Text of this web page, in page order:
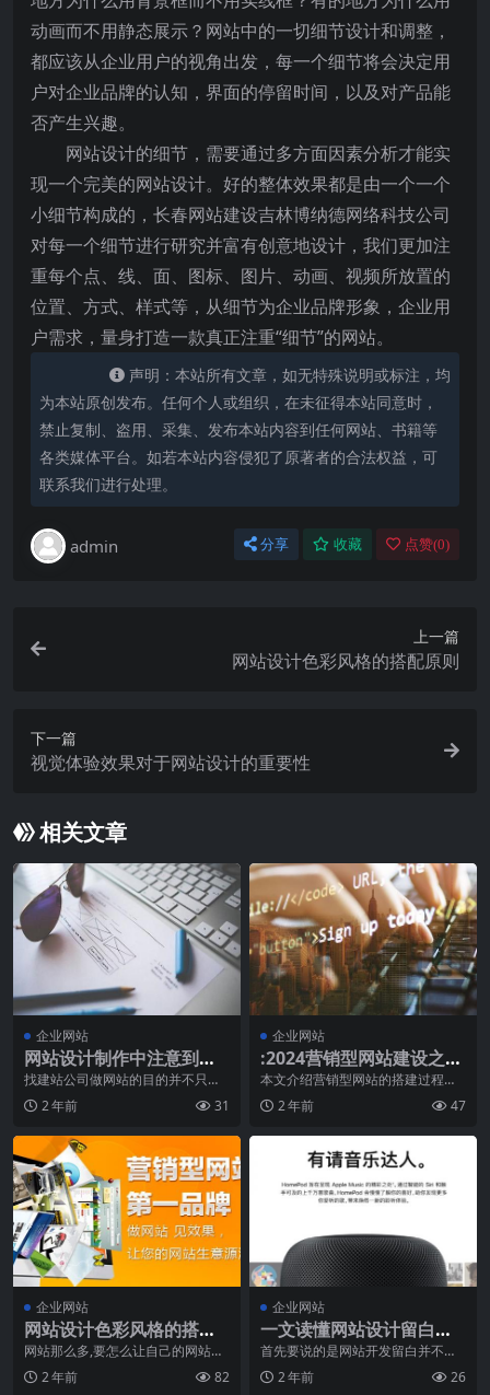
动画而不用静态展示？网站中的一切细节设计和调整，
都应该从企业用户的视角出发，每一个细节将会决定用
户对企业品牌的认知，界面的停留时间，以及对产品能
否产生兴趣。
网站设计的细节，需要通过多方面因素分析才能实
现一个完美的网站设计。好的整体效果都是由一个一个
小细节构成的，长春网站建设吉林博纳德网络科技公司
对每一个细节进行研究并富有创意地设计，我们更加注
重每个点、线、面、图标、图片、动画、视频所放置的
位置、方式、样式等，从细节为企业品牌形象，企业用
户需求，量身打造一款真正注重“细节”的网站。
声明：本站所有文章，如无特殊说明或标注，均
为本站原创发布。任何个人或组织，在未征得本站同意时，
禁止复制、盗用、采集、发布本站内容到任何网站、书籍等
各类媒体平台。如若本站内容侵犯了原著者的合法权益，可
联系我们进行处理。
admin 分享 收藏 点赞(0)
上一篇
网站设计色彩风格的搭配原则
下一篇
视觉体验效果对于网站设计的重要性
相关文章
企业网站
网站设计制作中注意到这4
点，才会让访客喜欢！
找建站公司做网站的目的并不只是
拥有一个好看的网站，而是要拥有
一个有用能给自己企业
2 年前 31
企业网站
:2024营销型网站建设之用
户体验
本文介绍营销型网站的搭建过程中
对用户体验的把握。首先搞清楚几
个问题，什么是用户体
2 年前 47
企业网站
网站设计色彩风格的搭配
原则
网站那么多,要怎么让自己的网站变
得引人瞩目呢?这就要求网站需要风
格，而展现网站
2 年前 82
企业网站
一文读懂网站设计留白的
重要性
首先要说的是网站开发留白并不陌
生，极简主义与留白意义上有些重
叠，但北京网站设计师
2 年前 26